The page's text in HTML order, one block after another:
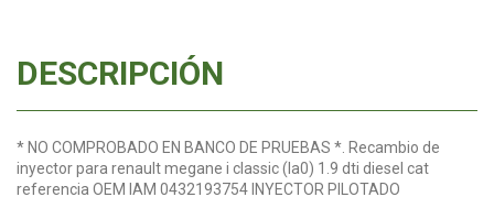
DESCRIPCIÓN
* NO COMPROBADO EN BANCO DE PRUEBAS *. Recambio de
inyector para renault megane i classic (la0) 1.9 dti diesel cat
referencia OEM IAM 0432193754 INYECTOR PILOTADO